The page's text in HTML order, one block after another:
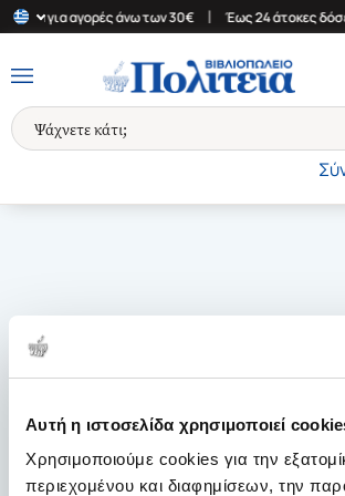
Αυτή η ιστοσελίδα χρησιμοποιεί
Χρησιμοποιούμε cookies για την
περιεχομένου και διαφημίσεων, την
για αγορές άνω των 30€ Έως 24 άτοκες